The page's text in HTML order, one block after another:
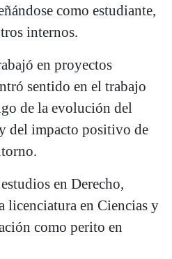
como estudiante,
internos.
en proyectos
sentido en el trabajo
de la evolución del
del impacto positivo de
en Derecho,
licenciatura en Ciencias y
como perito en